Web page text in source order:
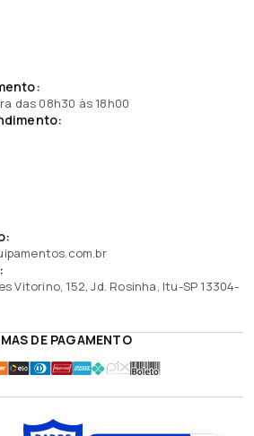
das 08h30 às 18h00
Vitorino, 152, Jd. Rosinha, Itu-SP 13304-
DE PAGAMENTO